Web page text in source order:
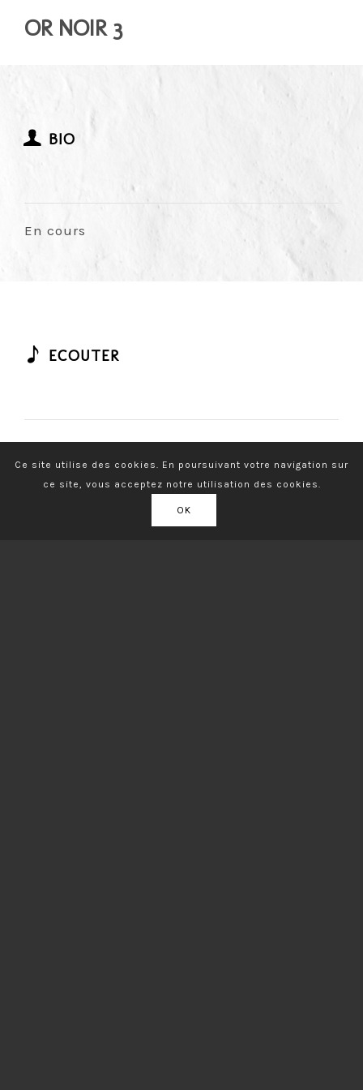
OR NOIR 3
BIO
En cours
ECOUTER
Ce site utilise des cookies. En poursuivant votre navigation sur
ce site, vous acceptez notre utilisation des cookies.
OK